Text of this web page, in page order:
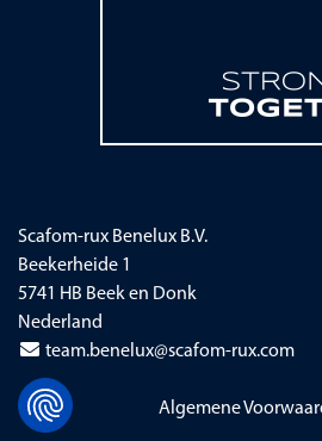
Scafom-rux Benelux B.V.
Beekerheide 1
5741 HB Beek en Donk
Nederland
team.benelux@scafom-rux.com
Navigatie overslaan
Algemene